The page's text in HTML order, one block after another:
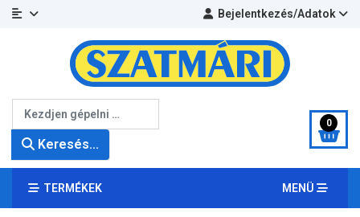
Bejelentkezés/Adatok
Keresés...
0
TERMÉKEK MENÜ